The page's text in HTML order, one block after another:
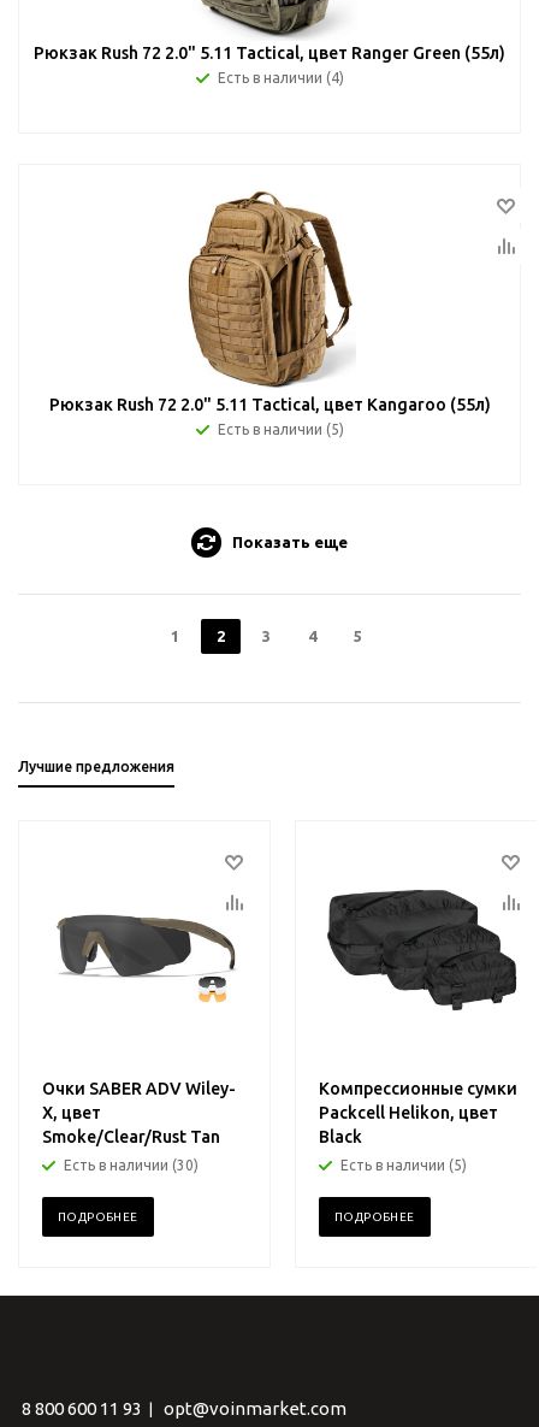
Рюкзак Rush 72 2.0" 5.11 Tactical, цвет Ranger Green (55л)
Есть в наличии (4)
Рюкзак Rush 72 2.0" 5.11 Tactical, цвет Kangaroo (55л)
Есть в наличии (5)
Показать еще
1 2 3 4 5
Лучшие предложения
Очки SABER ADV Wiley-
X, цвет
Smoke/Clear/Rust Tan
Есть в наличии (30)
ПОДРОБНЕЕ
Компрессионные сумки
Packcell Helikon, цвет
Black
Есть в наличии (5)
ПОДРОБНЕЕ
8 800 600 11 93 opt@voinmarket.com